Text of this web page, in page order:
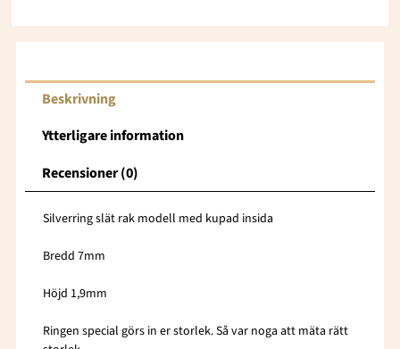
Beskrivning
Ytterligare information
Recensioner (0)
Silverring slät rak modell med kupad insida
Bredd 7mm
Höjd 1,9mm
Ringen special görs in er storlek. Så var noga att mäta rätt